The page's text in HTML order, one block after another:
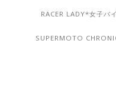
RACER LADY*女子バ
SUPERMOTO